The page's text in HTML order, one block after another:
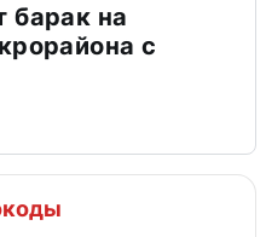
барак на
с